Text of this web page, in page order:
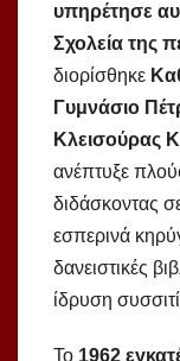
υπηρέτησε
Σχολεία της
διορίσθηκε
Γυμνάσιο
Κλεισούρας
ανέπτυξε
διδάσκοντας
εσπερινά
δανειστικές
ίδρυση
Το 1962